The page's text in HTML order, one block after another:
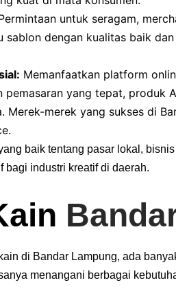
untuk seragam,
sablon dengan kualitas baik
Memanfaatkan platform
pemasaran yang tepat, produk
Merek-merek yang sukses di
baik tentang pasar lokal,
bagi industri kreatif di daerah.
di Bandar Lampung, ada
menangani berbagai